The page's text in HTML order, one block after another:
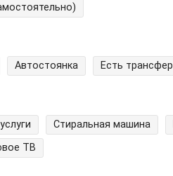
Автостоянка Есть трансфер
Стиральная машина
ТВ